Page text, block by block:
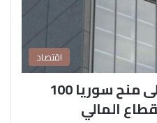
اقتصاد
البنك الدولي يوافق على منح سوريا 100
المالي